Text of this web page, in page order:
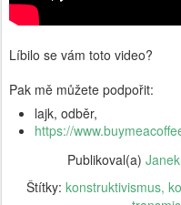
Líbilo se vám toto video?
Pak mě můžete podpořit:
lajk, odběr,
https://
Publikoval(a)
Štítky: konstruktivismus